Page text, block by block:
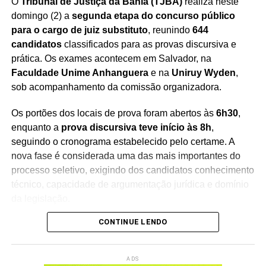
domingo (2) a segunda etapa do concurso público
para o cargo de juiz substituto, reunindo 644
candidatosclassificados para as provas discursiva e
prática. Os exames acontecem em Salvador, na
Faculdade Unime Anhanguerae na Uniruy Wyden,
sob acompanhamento da comissão organizadora.
Os portões dos locais de prova foram abertos às 6h30,
enquanto a prova discursiva teve início às 8h,
seguindo o cronograma estabelecido pelo certame. A
nova fase é considerada uma das mais importantes do
processo seletivo, exigindo dos candidatos conhecimento
técnico, capacidade de argumentação jurídica e domínio
Juíza Assessora Especial da Presidência I –
CONTINUE LENDO
ADS